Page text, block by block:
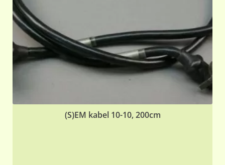
(S)EM kabel 10-10, 200cm